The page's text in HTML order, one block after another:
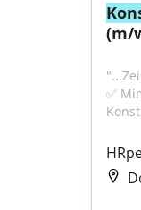
(m/
✅